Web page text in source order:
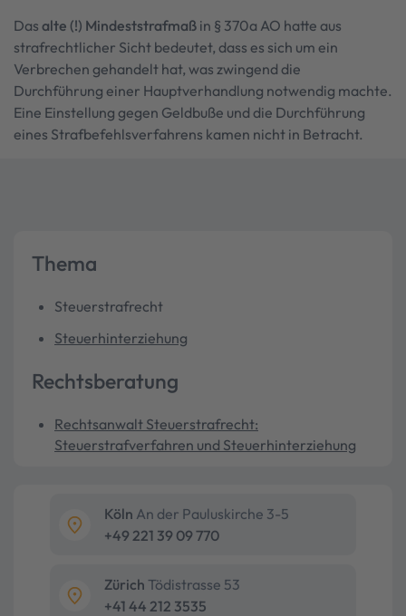
Das alte (!) Mindeststrafmaß in § 370a AO hatte aus
strafrechtlicher Sicht bedeutet, dass es sich um ein
Verbrechen gehandelt hat, was zwingend die
Durchführung einer Hauptverhandlung notwendig machte.
Eine Einstellung gegen Geldbuße und die Durchführung
eines Strafbefehlsverfahrens kamen nicht in Betracht.
Thema
Steuerstrafrecht
Steuerhinterziehung
Rechtsberatung
Rechtsanwalt Steuerstrafrecht:
Steuerstrafverfahren und Steuerhinterziehung
Köln An der Pauluskirche 3-5
+49 221 39 09 770
Zürich Tödistrasse 53
+41 44 212 3535